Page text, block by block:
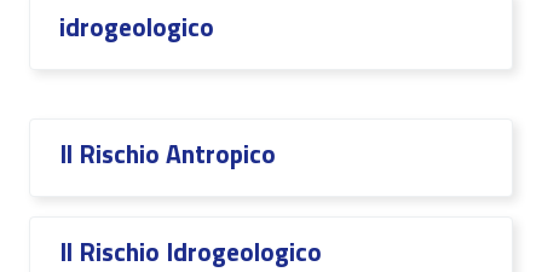
idrogeologico
Il Rischio Antropico
Il Rischio Idrogeologico